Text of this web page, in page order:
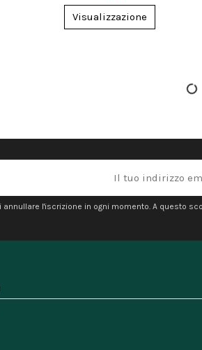
Visualizzazione
annullare l'iscrizione in ogni momento. A questo